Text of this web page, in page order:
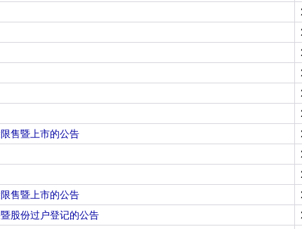
售暨上市的公告
售暨上市的公告
股份过户登记的公告